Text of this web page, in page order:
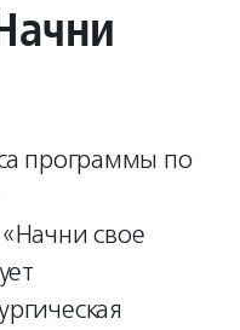
программы по
свое